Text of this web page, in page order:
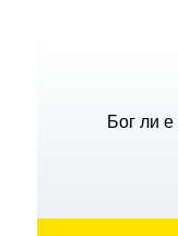
Бог ли